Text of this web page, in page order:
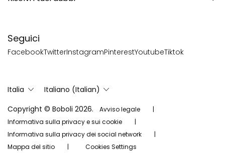
Seguici
FacebookTwitterInstagramPinterestYoutubeTiktok
Italia
Italiano (Italian)
Copyright © Boboli 2026.
Avviso legale
Informativa sulla privacy e sui cookie
Informativa sulla privacy dei social network
Mappa del sitio
Cookies Settings